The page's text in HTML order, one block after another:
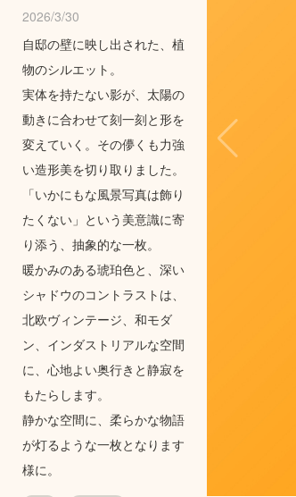
2026/3/30
自邸の壁に映し出された、植
物のシルエット。
実体を持たない影が、太陽の
動きに合わせて刻一刻と形を
変えていく。その儚くも力強
い造形美を切り取りました。
「いかにもな風景写真は飾り
たくない」という美意識に寄
り添う、抽象的な一枚。
暖かみのある琥珀色と、深い
シャドウのコントラストは、
北欧ヴィンテージ、和モダ
ン、インダストリアルな空間
に、心地よい奥行きと静寂を
もたらします。
静かな空間に、柔らかな物語
が灯るような一枚となります
様に。